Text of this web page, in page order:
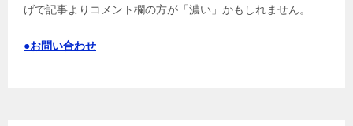
げで記事よりコメント欄の方が「濃い」かもしれません。
●お問い合わせ